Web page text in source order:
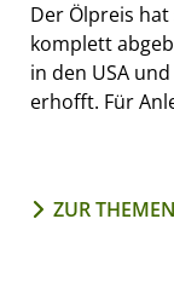
Der Ölpreis
komplett
in den USA
erhofft. Für
ZUR